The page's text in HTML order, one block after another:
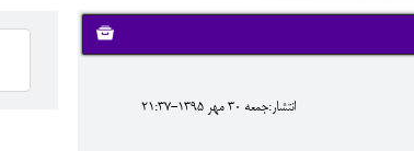
انتشار:جمعه 30 مهر 1395-21:37